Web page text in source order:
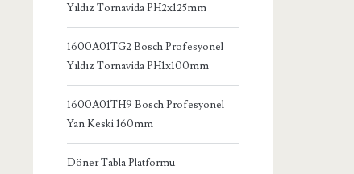
Yıldız Tornavida PH2x125mm
1600A01TG2 Bosch Profesyonel
Yıldız Tornavida PH1x100mm
1600A01TH9 Bosch Profesyonel
Yan Keski 160mm
Döner Tabla Platformu